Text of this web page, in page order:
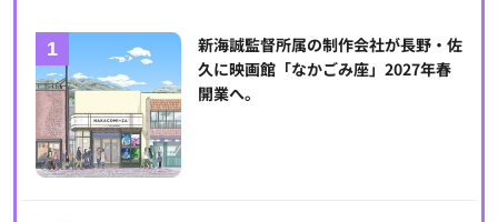
新海誠監督所属の制作会社が長野・佐
久に映画館「なかごみ座」2027年春
開業へ。